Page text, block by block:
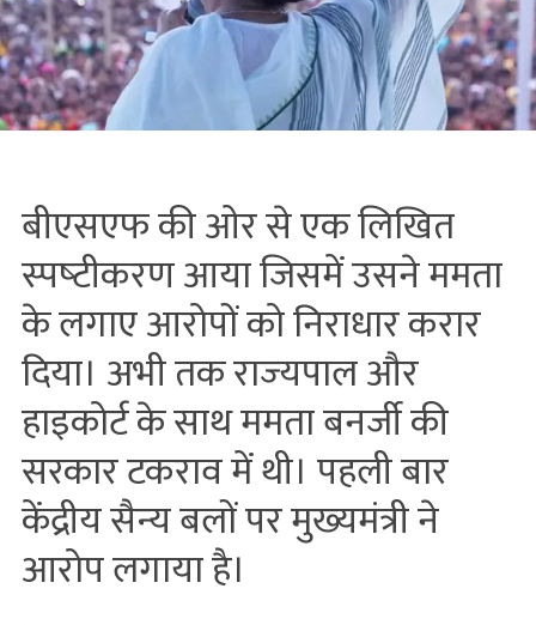
बीएसएफ की ओर से एक लिखित
स्‍पष्‍टीकरण आया जिसमें उसने ममता
के लगाए आरोपों को निराधार करार
दिया। अभी तक राज्‍यपाल और
हाइकोर्ट के साथ ममता बनर्जी की
सरकार टकराव में थी। पहली बार
केंद्रीय सैन्‍य बलों पर मुख्‍यमंत्री ने
आरोप लगाया है।